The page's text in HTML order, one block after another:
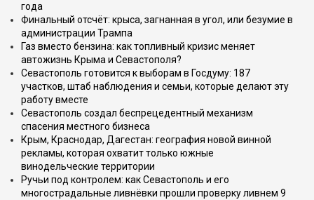
года
Финальный отсчёт: крыса, загнанная в угол, или безумие в
администрации Трампа
Газ вместо бензина: как топливный кризис меняет
автожизнь Крыма и Севастополя?
Севастополь готовится к выборам в Госдуму: 187
участков, штаб наблюдения и семьи, которые делают эту
работу вместе
Севастополь создал беспрецедентный механизм
спасения местного бизнеса
Крым, Краснодар, Дагестан: география новой винной
рекламы, которая охватит только южные
винодельческие территории
Ручьи под контролем: как Севастополь и его
многострадальные ливнёвки прошли проверку ливнем 9